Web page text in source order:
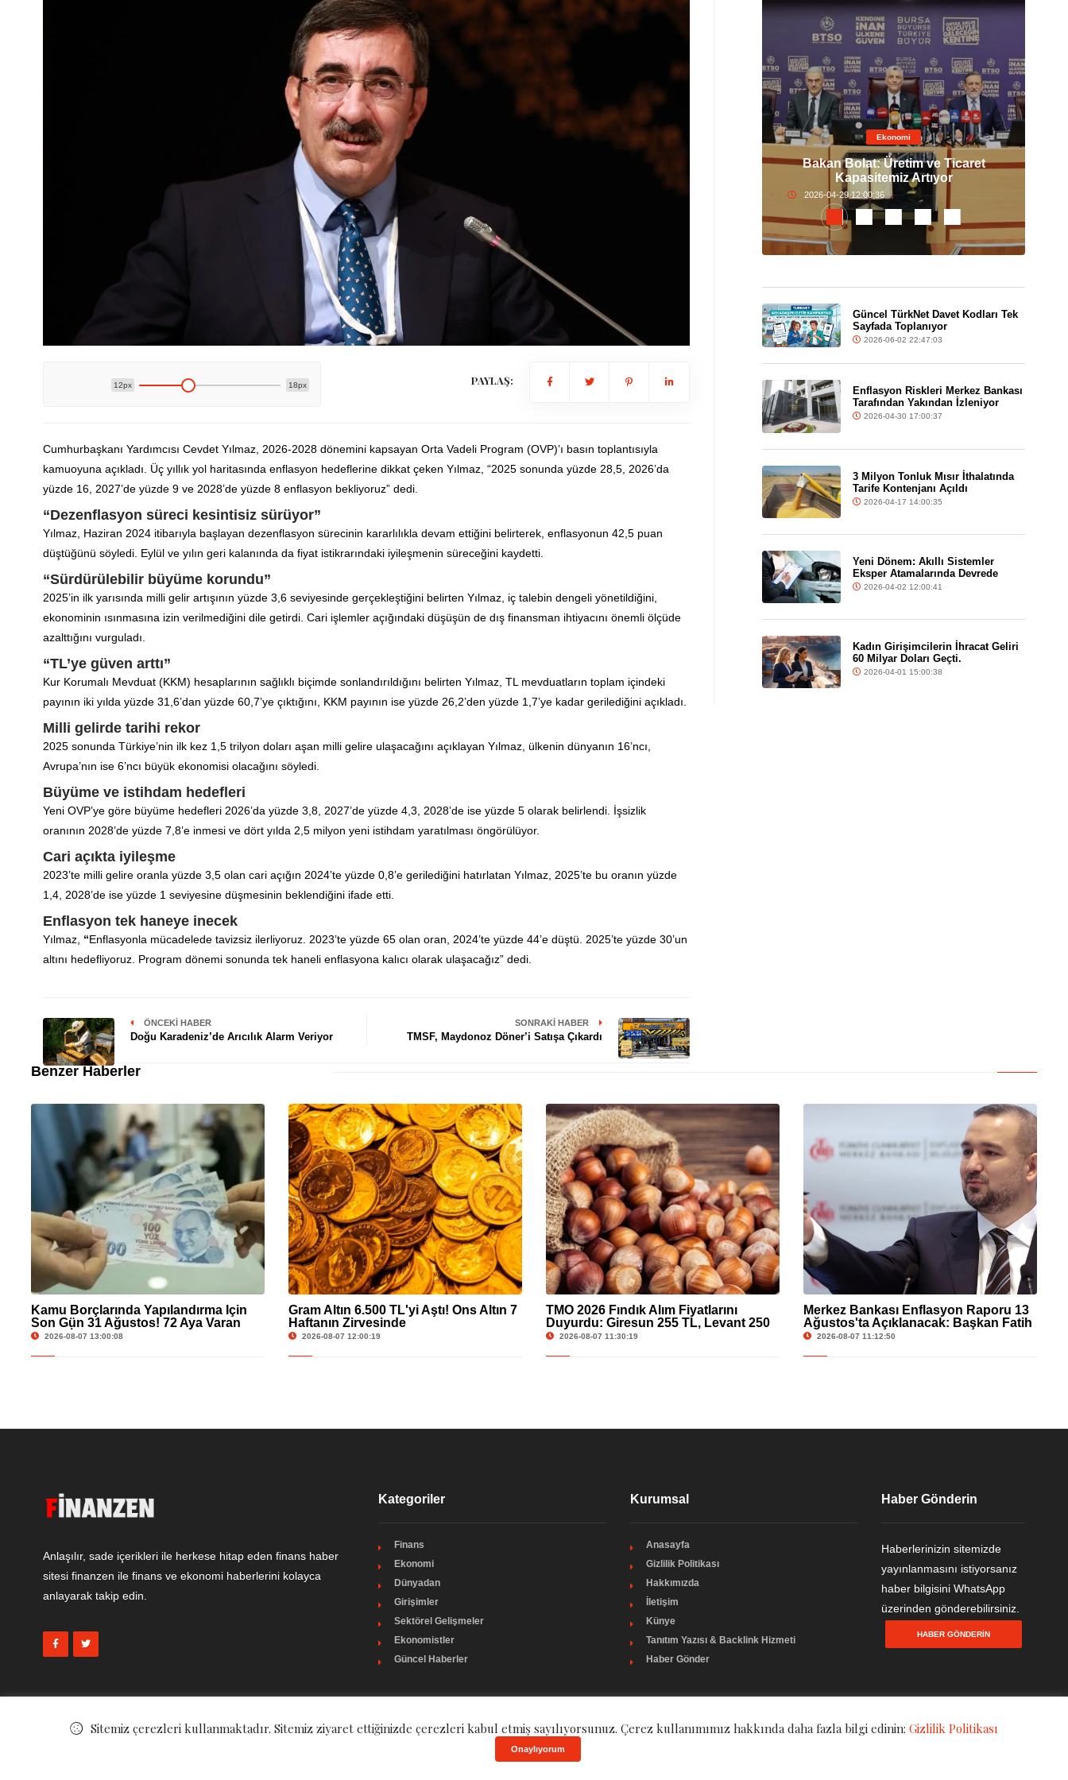
12px 18px PAYLAŞ:
Cumhurbaşkanı Yardımcısı Cevdet Yılmaz, 2026-2028 dönemini kapsayan Orta Vadeli Program (OVP)’ı basın toplantısıyla
kamuoyuna açıkladı. Üç yıllık yol haritasında enflasyon hedeflerine dikkat çeken Yılmaz, “2025 sonunda yüzde 28,5, 2026’da
yüzde 16, 2027’de yüzde 9 ve 2028’de yüzde 8 enflasyon bekliyoruz” dedi.
“Dezenflasyon süreci kesintisiz sürüyor”
Yılmaz, Haziran 2024 itibarıyla başlayan dezenflasyon sürecinin kararlılıkla devam ettiğini belirterek, enflasyonun 42,5 puan
düştüğünü söyledi. Eylül ve yılın geri kalanında da fiyat istikrarındaki iyileşmenin süreceğini kaydetti.
“Sürdürülebilir büyüme korundu”
2025’in ilk yarısında milli gelir artışının yüzde 3,6 seviyesinde gerçekleştiğini belirten Yılmaz, iç talebin dengeli yönetildiğini,
ekonominin ısınmasına izin verilmediğini dile getirdi. Cari işlemler açığındaki düşüşün de dış finansman ihtiyacını önemli ölçüde
azalttığını vurguladı.
“TL’ye güven arttı”
Kur Korumalı Mevduat (KKM) hesaplarının sağlıklı biçimde sonlandırıldığını belirten Yılmaz, TL mevduatların toplam içindeki
payının iki yılda yüzde 31,6’dan yüzde 60,7’ye çıktığını, KKM payının ise yüzde 26,2’den yüzde 1,7’ye kadar gerilediğini açıkladı.
Milli gelirde tarihi rekor
2025 sonunda Türkiye’nin ilk kez 1,5 trilyon doları aşan milli gelire ulaşacağını açıklayan Yılmaz, ülkenin dünyanın 16’ncı,
Avrupa’nın ise 6’ncı büyük ekonomisi olacağını söyledi.
Büyüme ve istihdam hedefleri
Yeni OVP’ye göre büyüme hedefleri 2026’da yüzde 3,8, 2027’de yüzde 4,3, 2028’de ise yüzde 5 olarak belirlendi. İşsizlik
oranının 2028’de yüzde 7,8’e inmesi ve dört yılda 2,5 milyon yeni istihdam yaratılması öngörülüyor.
Cari açıkta iyileşme
2023’te milli gelire oranla yüzde 3,5 olan cari açığın 2024’te yüzde 0,8’e gerilediğini hatırlatan Yılmaz, 2025’te bu oranın yüzde
1,4, 2028’de ise yüzde 1 seviyesine düşmesinin beklendiğini ifade etti.
Enflasyon tek haneye inecek
Yılmaz, “Enflasyonla mücadelede tavizsiz ilerliyoruz. 2023’te yüzde 65 olan oran, 2024’te yüzde 44’e düştü. 2025’te yüzde 30’un
altını hedefliyoruz. Program dönemi sonunda tek haneli enflasyona kalıcı olarak ulaşacağız” dedi.
ÖNCEKI HABER
Doğu Karadeniz’de Arıcılık Alarm Veriyor
SONRAKI HABER
TMSF, Maydonoz Döner’i Satışa Çıkardı
Martta Zirve Mevduat Faizi Yıllıkta Altın
Seviyesine Ulaştı.
Ekonomi
Bakan Bolat: Üretim ve Ticaret
Kapasitemiz Artıyor
2026-04-29 12:00:36
Güncel TürkNet Davet Kodları Tek
Sayfada Toplanıyor
2026-06-02 22:47:03
Enflasyon Riskleri Merkez Bankası
Tarafından Yakından İzleniyor
2026-04-30 17:00:37
3 Milyon Tonluk Mısır İthalatında
Tarife Kontenjanı Açıldı
2026-04-17 14:00:35
Yeni Dönem: Akıllı Sistemler
Eksper Atamalarında Devrede
2026-04-02 12:00:41
Kadın Girişimcilerin İhracat Geliri
60 Milyar Doları Geçti.
2026-04-01 15:00:38
Benzer Haberler
Kamu Borçlarında Yapılandırma İçin
Son Gün 31 Ağustos! 72 Aya Varan
Taksit İmkânı
2026-08-07 13:00:08
Gram Altın 6.500 TL'yi Aştı! Ons Altın 7
Haftanın Zirvesinde
2026-08-07 12:00:19
TMO 2026 Fındık Alım Fiyatlarını
Duyurdu: Giresun 255 TL, Levant 250
TL2026-08-07 11:30:19
Merkez Bankası Enflasyon Raporu 13
Ağustos'ta Açıklanacak: Başkan Fatih
Karahan Sunum Yapacak
2026-08-07 11:12:50
Anlaşılır, sade içerikleri ile herkese hitap eden finans haber
sitesi finanzen ile finans ve ekonomi haberlerini kolayca
anlayarak takip edin.
Kategoriler
Finans
Ekonomi
Dünyadan
Girişimler
Sektörel Gelişmeler
Ekonomistler
Güncel Haberler
Kurumsal
Anasayfa
Gizlilik Politikası
Hakkımızda
İletişim
Künye
Tanıtım Yazısı & Backlink Hizmeti
Haber Gönder
Haber Gönderin
Haberlerinizin sitemizde
yayınlanmasını istiyorsanız
haber bilgisini WhatsApp
üzerinden gönderebilirsiniz.
HABER GÖNDERIN
Sitemiz çerezleri kullanmaktadır. Sitemiz ziyaret ettiğinizde çerezleri kabul etmiş sayılıyorsunuz. Çerez kullanımımız hakkında daha fazla bilgi edinin: Gizlilik Politikası
Onaylıyorum